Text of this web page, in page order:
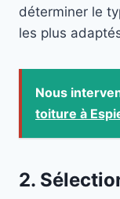
déterminer le
les plus
Nous
toiture à
2.